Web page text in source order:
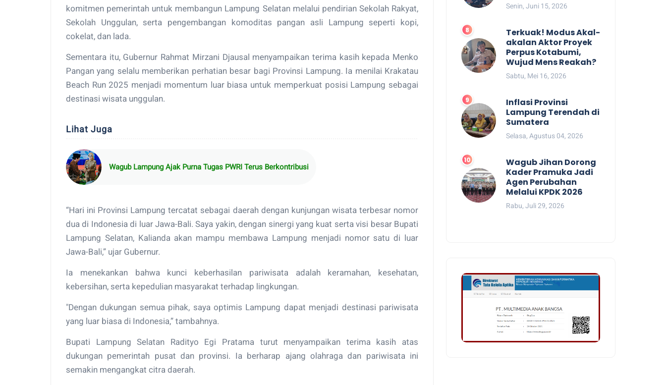
komitmen pemerintah untuk membangun Lampung Selatan melalui pendirian Sekolah Rakyat,
Sekolah Unggulan, serta pengembangan komoditas pangan asli Lampung seperti kopi,
cokelat, dan lada.
Sementara itu, Gubernur Rahmat Mirzani Djausal menyampaikan terima kasih kepada Menko
Pangan yang selalu memberikan perhatian besar bagi Provinsi Lampung. Ia menilai Krakatau
Beach Run 2025 menjadi momentum luar biasa untuk memperkuat posisi Lampung sebagai
destinasi wisata unggulan.
Lihat Juga
Wagub Lampung Ajak Purna Tugas PWRI Terus Berkontribusi
“Hari ini Provinsi Lampung tercatat sebagai daerah dengan kunjungan wisata terbesar nomor
dua di Indonesia di luar Jawa-Bali. Saya yakin, dengan sinergi yang kuat serta visi besar Bupati
Lampung Selatan, Kalianda akan mampu membawa Lampung menjadi nomor satu di luar
Jawa-Bali,” ujar Gubernur.
Ia menekankan bahwa kunci keberhasilan pariwisata adalah keramahan, kesehatan,
kebersihan, serta kepedulian masyarakat terhadap lingkungan.
"Dengan dukungan semua pihak, saya optimis Lampung dapat menjadi destinasi pariwisata
yang luar biasa di Indonesia,” tambahnya.
Bupati Lampung Selatan Radityo Egi Pratama turut menyampaikan terima kasih atas
dukungan pemerintah pusat dan provinsi. Ia berharap ajang olahraga dan pariwisata ini
semakin mengangkat citra daerah.
Senin, Juni 15, 2026
Terkuak! Modus Akal-
akalan Aktor Proyek
Perpus Kotabumi,
Wujud Mens Reakah?
Sabtu, Mei 16, 2026
Inflasi Provinsi
Lampung Terendah di
Sumatera
Selasa, Agustus 04, 2026
Wagub Jihan Dorong
Kader Pramuka Jadi
Agen Perubahan
Melalui KPDK 2026
Rabu, Juli 29, 2026